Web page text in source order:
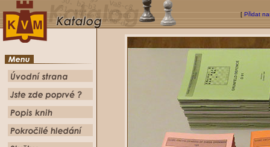
[ Přidat